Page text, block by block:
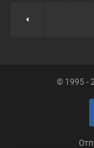
Мыльницы
Сушилки для белья
© 1995 -